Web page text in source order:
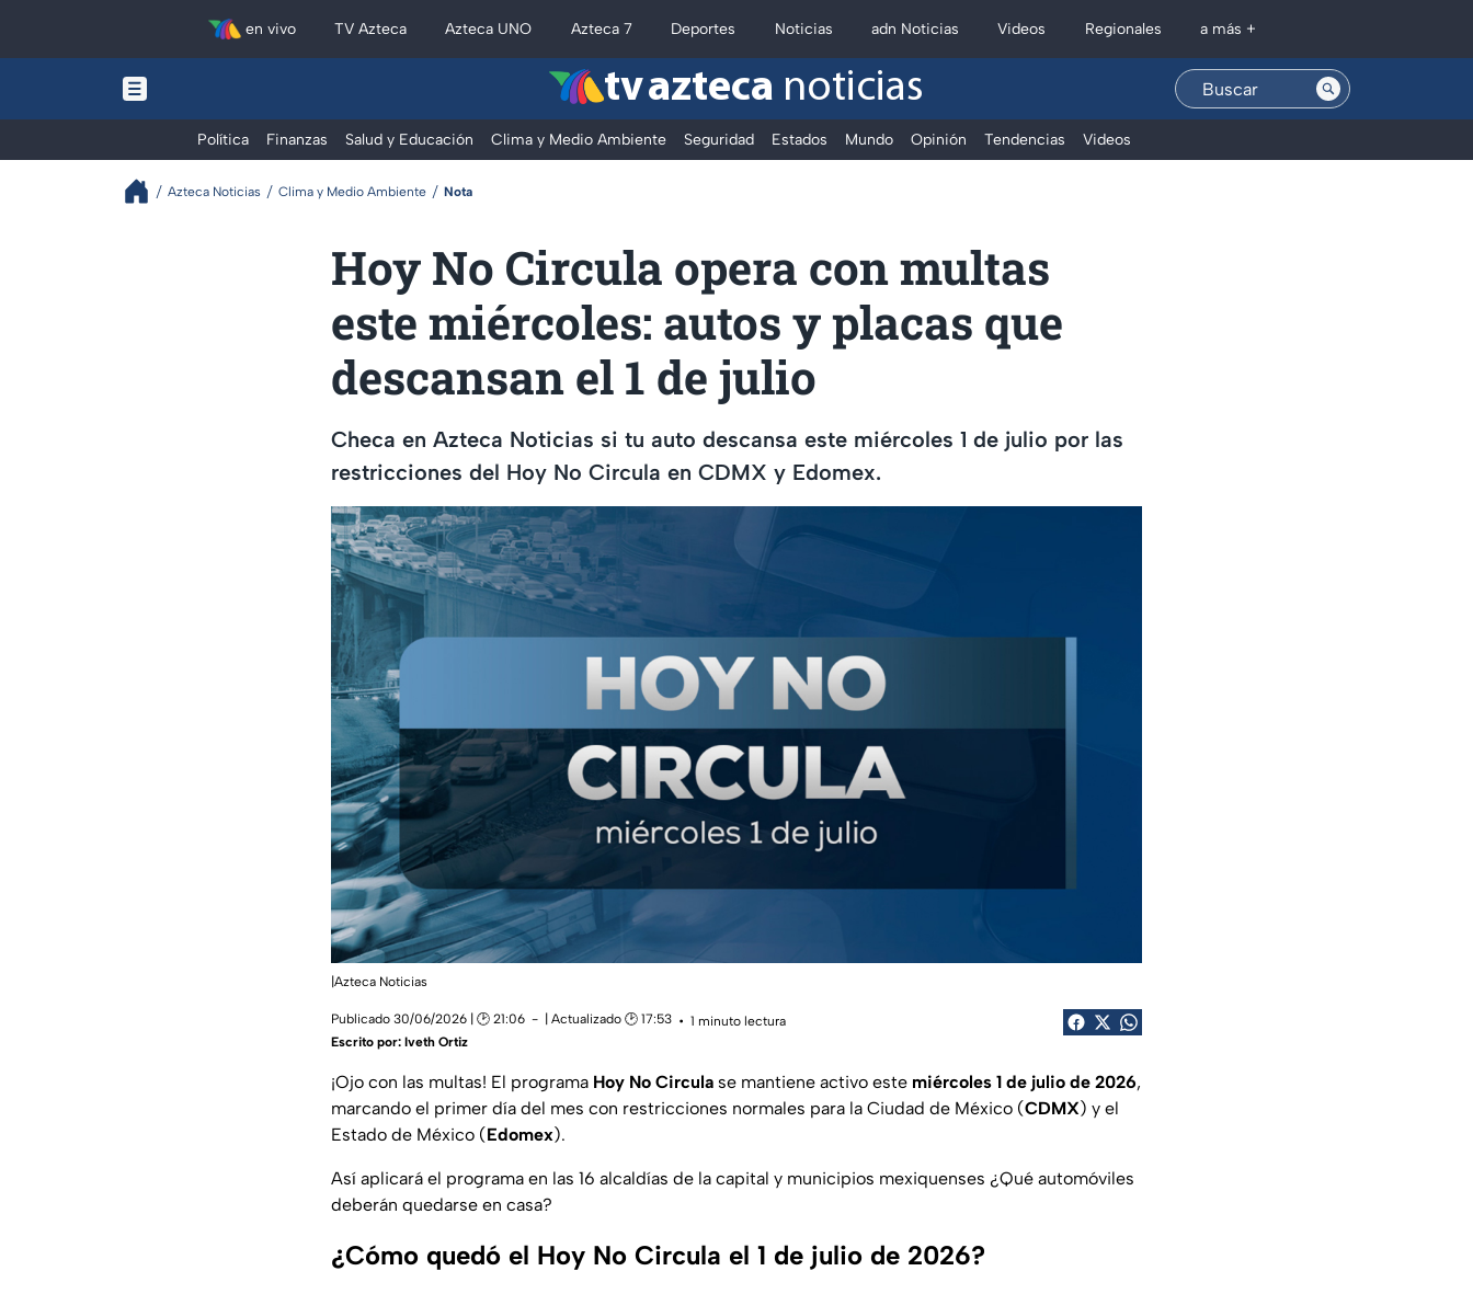
en vivo TV Azteca Azteca UNO Azteca 7 Deportes Noticias adn Noticias Videos Regionales a más +
tv azteca noticias
Política Finanzas Salud y Educación Clima y Medio Ambiente Seguridad Estados Mundo Opinión Tendencias Videos
Azteca Noticias Clima y Medio Ambiente Nota
Hoy No Circula opera con multas
este miércoles: autos y placas que
descansan el 1 de julio
Checa en Azteca Noticias si tu auto descansa este miércoles 1 de julio por las
restricciones del Hoy No Circula en CDMX y Edomex.
|Azteca Noticias
Publicado 30/06/2026 | 🕑 21:06 | Actualizado 🕑 17:53
1 minuto lectura
Escrito por: Iveth Ortiz
¡Ojo con las multas! El programa Hoy No Circula se mantiene activo este miércoles 1 de julio de 2026,
marcando el primer día del mes con restricciones normales para la Ciudad de México (CDMX) y el
Estado de México (Edomex).
Así aplicará el programa en las 16 alcaldías de la capital y municipios mexiquenses ¿Qué automóviles
deberán quedarse en casa?
¿Cómo quedó el Hoy No Circula el 1 de julio de 2026?